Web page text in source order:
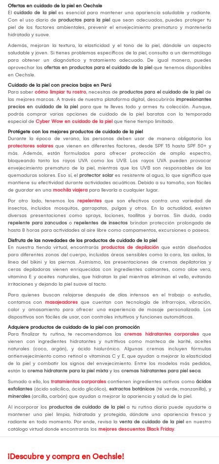
Ofertas en cuidado de la piel en Oechsle
El cuidado de la piel es esencial para mantener una apariencia saludable y radiante.
Con el uso diario de productos para la piel que sean adecuados, puedes proteger tu
piel de los factores ambientales, prevenir el envejecimiento prematuro y mantenerla
hidratada y suave.
Además, mejoran la textura, la elasticidad y el tono de la piel, dándole un aspecto
saludable y joven. Si tienes problemas específicos de la piel, consulta a un dermatólogo
para obtener un diagnóstico y tratamiento adecuado. De igual manera, puedes
aprovechar las ofertas en productos para el cuidado de la piel que tenemos disponibles
en Oechsle.
Cuidado de la piel con precios bajos en Perú
Para saber cómo limpiar tu rostro, necesitas de productos para el cuidado de la piel de
las mejores marcas. A través de nuestra plataforma digital, descubrirás impresionantes
precios en cuidado de la piel para que te lleves todo y armes tu colección. Aunque,
podrás comprar varias opciones de cuidado de la piel baratas con la temporada
especial de Cyber Wow en cuidado de la piel que tiene tiempo limitado.
Protégete con los mejores productos de cuidado de la piel
Durante la época de verano, las personas deben usar de manera obligatoria los
protectores solares que vienen en diferentes factores, desde SPF 15 hasta SPF 50+ y
más. Además, están formulados para ofrecer protección de amplio espectro,
bloqueando tanto los rayos UVA como los UVB. Los rayos UVA pueden provocar
envejecimiento prematuro de la piel, mientras que los UVB son responsables de las
quemaduras solares. Eso sí, el protector solar es resistente al agua, lo que significa que
mantiene su efectividad durante actividades acuáticas. Debido a su tamaño, son fáciles
de guardar en una mochila viajera para llevarla a cualquier lugar.
Por otro lado, tenemos los repelentes que son efectivos contra una variedad de
insectos, incluidos mosquitos, garrapatas, pulgas y otros. En la actualidad, existen
diversas presentaciones como sprays, lociones, toallitas y barras. Sin duda, cada
repelente para zancudos o repelentes de insectos brindan protección prolongada de
hasta 8 horas para actividades al aire libre como campamentos, excursiones o paseos.
Disfruta de las novedades de los productos de cuidado de la piel
En nuestra tienda virtual, encontrarás productos de depilación que están diseñados
para diferentes zonas del cuerpo, incluidas áreas sensibles como la cara, las axilas, la
línea del bikini y las piernas. Asimismo, las presentaciones de cremas depilatorias y
ceras depiladoras vienen enriquecidas con ingredientes calmantes, como aloe vera,
vitamina E y aceites naturales, que hidratan la piel mientras eliminan el vello, evitando
irritaciones y dejando la piel suave al tacto.
Para quienes buscan relajarse después de días intensos en el trabajo o estudio,
contamos con masajeadores que cuentan con tecnología de infrarrojos, vibración,
calor y amasamiento para ofrecer una experiencia de masaje personalizada. Los
dispositivos son fáciles de usar, con controles intuitivos y funciones automáticas.
Adquiere productos de cuidado de la piel con promoción
Para finalizar tu rutina, te recomendamos las cremas hidratantes corporales que
vienen con ingredientes hidratantes y nutritivos como manteca de karité, aceites
naturales (coco, argán), y ácido hialurónico. Algunas cremas incluyen fórmulas
antienvejecimiento como retinol o vitaminas C y E, que ayudan a mejorar la elasticidad
de la piel y combatir los signos del envejecimiento. Entre los modelos más pedidos,
están la crema hidratante para la piel mixta y las cremas hidratantes para piel seca.
Sumado a ello, los tratamientos corporales contienen ingredientes activos como ácidos
exfoliantes (ácido salicílico, ácido glicólico), extractos botánicos (té verde, manzanilla), y
minerales (arcilla, carbón) que ayudan a mejorar la apariencia y salud de la piel.
Al incorporar los productos de cuidado de la piel a tu rutina diaria puede ayudarte a
mantener una piel limpia, hidratada y protegida, dándote una apariencia fresca y
radiante en todo momento. Por ende, revisa la venta de cuidado de la piel en nuestro
catálogo virtual donde encontrarás los mejores descuentos Black Friday.
¡Descubre y compra en Oechsle!